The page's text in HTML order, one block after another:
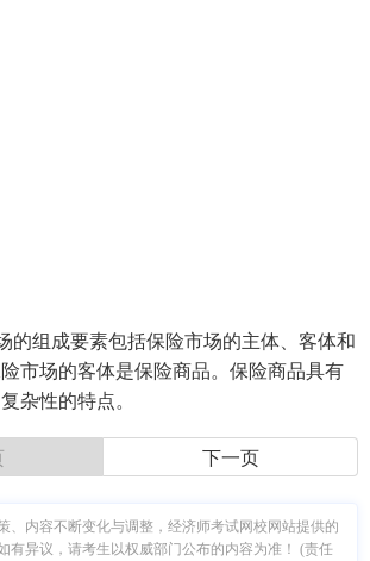
组成要素包括保险市场的主体、客体和
市场的客体是保险商品。保险商品具有
杂性的特点。
下一页
、内容不断变化与调整，经济师考试网校网站提供的
有异议，请考生以权威部门公布的内容为准！ (责任